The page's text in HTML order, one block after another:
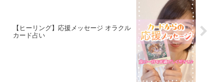
【ヒーリング】応援メッセージ オラクル
カード占い